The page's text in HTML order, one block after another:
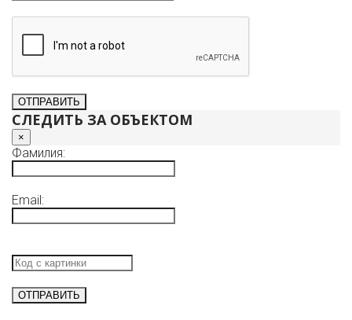
СЛЕДИТЬ ЗА ОБЪЕКТОМ
×
Фамилия:
Email: